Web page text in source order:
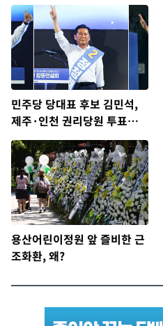
민주당 당대표 후보 김민석,
제주·인천 권리당원 투표서
정청래에 승리
용산어린이정원 앞 즐비한 근
조화환, 왜?